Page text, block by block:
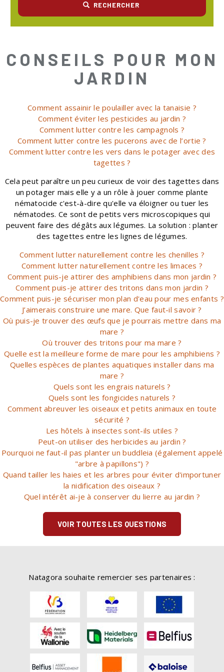
RECHERCHER
CONSEILS POUR MON
JARDIN
Comment assainir le poulailler avec la tanaisie ?
Comment éviter les pesticides au jardin ?
Comment lutter contre les campagnols ?
Comment lutter contre les pucerons avec de l’ortie ?
Comment lutter contre les vers dans le potager avec des
tagettes ?
Cela peut paraître un peu curieux de voir des tagettes dans
un potager mais elle y a un rôle à jouer comme plante
nématocide c'est-à-dire qu'elle va éloigner ou tuer les
nématodes. Ce sont de petits vers microscopiques qui
peuvent faire des dégâts aux légumes. La solution : planter
des tagettes entre les lignes de légumes.
Comment lutter naturellement contre les chenilles ?
Comment lutter naturellement contre les limaces ?
Comment puis-je attirer des amphibiens dans mon jardin ?
Comment puis-je attirer des tritons dans mon jardin ?
Comment puis-je sécuriser mon plan d'eau pour mes enfants ?
J’aimerais construire une mare. Que faut-il savoir ?
Où puis-je trouver des œufs que je pourrais mettre dans ma
mare ?
Où trouver des tritons pour ma mare ?
Quelle est la meilleure forme de mare pour les amphibiens ?
Quelles espèces de plantes aquatiques installer dans ma
mare ?
Quels sont les engrais naturels ?
Quels sont les fongicides naturels ?
Comment abreuver les oiseaux et petits animaux en toute
sécurité ?
Les hôtels à insectes sont-ils utiles ?
Peut-on utiliser des herbicides au jardin ?
Pourquoi ne faut-il pas planter un buddleia (également appelé
"arbre à papillons") ?
Quand tailler les haies et les arbres pour éviter d'importuner
la nidification des oiseaux ?
Quel intérêt ai-je à conserver du lierre au jardin ?
VOIR TOUTES LES QUESTIONS
Natagora souhaite remercier ses partenaires :